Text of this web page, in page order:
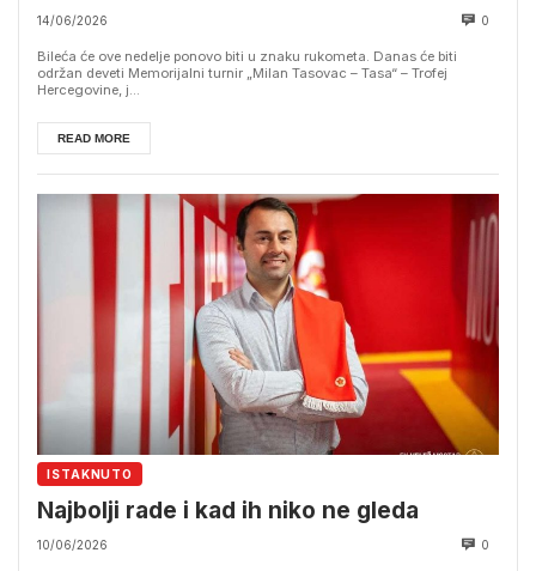
14/06/2026 0
Bileća će ove nedelje ponovo biti u znaku rukometa. Danas će biti
održan deveti Memorijalni turnir „Milan Tasovac – Tasa“ – Trofej
Hercegovine, j...
READ MORE
ISTAKNUTO
Najbolji rade i kad ih niko ne gleda
10/06/2026 0